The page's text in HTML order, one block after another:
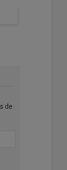
de squat.
de